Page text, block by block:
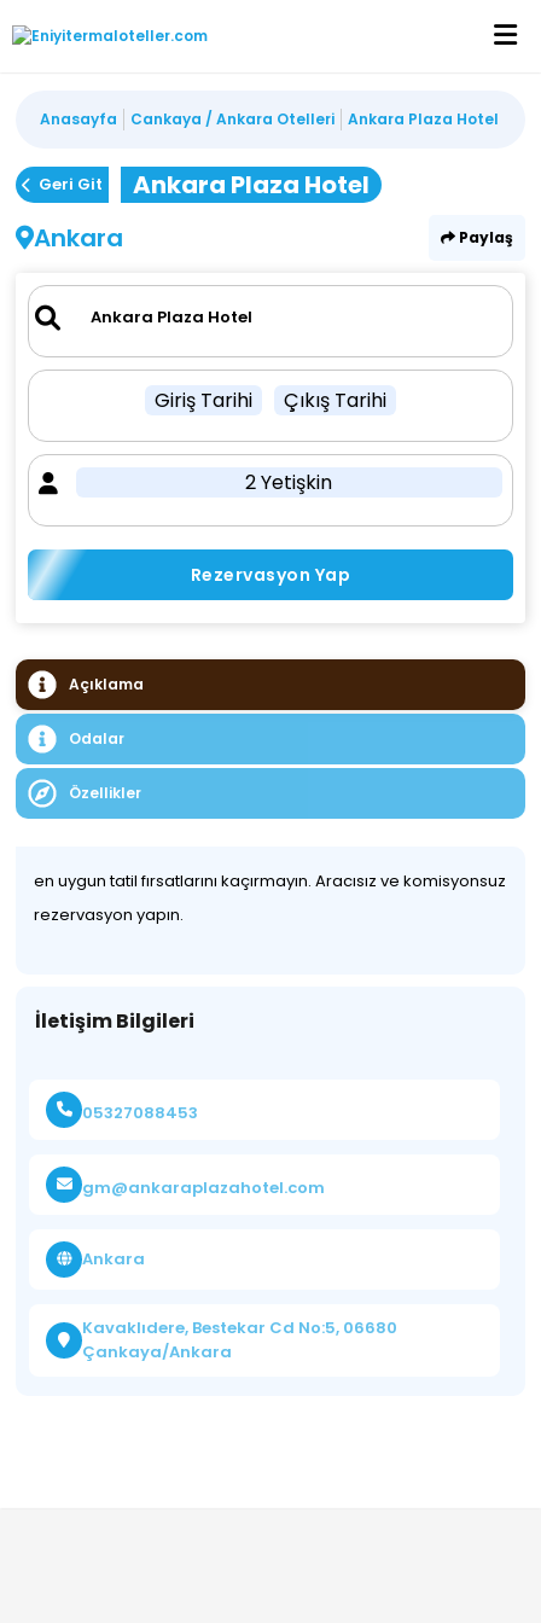
Anasayfa Cankaya / Ankara Otelleri Ankara Plaza Hotel
Geri Git
Ankara Plaza Hotel
Ankara
Paylaş
Giriş Tarihi Çıkış Tarihi
2 Yetişkin
Rezervasyon Yap
Açıklama
Odalar
Özellikler
en uygun tatil fırsatlarını kaçırmayın. Aracısız ve komisyonsuz
rezervasyon yapın.
İletişim Bilgileri
05327088453
gm@ankaraplazahotel.com
Ankara
Kavaklıdere, Bestekar Cd No:5, 06680
Çankaya/Ankara